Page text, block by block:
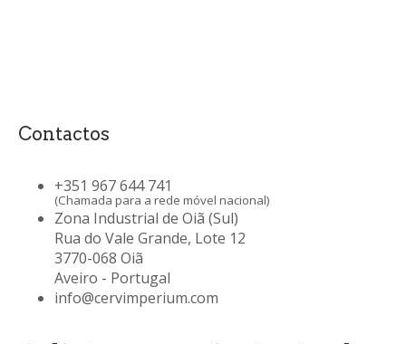
Contactos
+351 967 644 741
(Chamada para a rede móvel nacional)
Zona Industrial de Oiã (Sul)
Rua do Vale Grande, Lote 12
3770-068 Oiã
Aveiro - Portugal
info@cervimperium.com